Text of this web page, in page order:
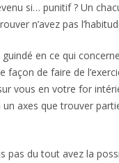
si… punitif ? Un
n’avez pas
en ce qui
de faire de
vous en votre for
axes que trouver
du tout avez la